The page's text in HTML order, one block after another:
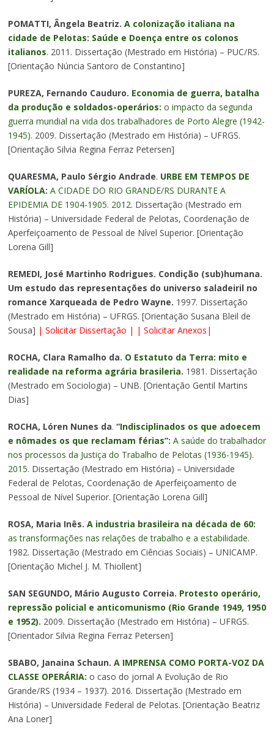
POMATTI, Ângela Beatriz. A colonização italiana na
cidade de Pelotas: Saúde e Doença entre os colonos
italianos. 2011. Dissertação (Mestrado em História) – PUC/RS.
[Orientação Núncia Santoro de Constantino]
PUREZA, Fernando Cauduro. Economia de guerra, batalha
da produção e soldados-operários: o impacto da segunda
guerra mundial na vida dos trabalhadores de Porto Alegre (1942-
1945). 2009. Dissertação (Mestrado em História) – UFRGS.
[Orientação Silvia Regina Ferraz Petersen]
QUARESMA, Paulo Sérgio Andrade. URBE EM TEMPOS DE
VARÍOLA: A CIDADE DO RIO GRANDE/RS DURANTE A
EPIDEMIA DE 1904-1905. 2012. Dissertação (Mestrado em
História) – Universidade Federal de Pelotas, Coordenação de
Aperfeiçoamento de Pessoal de Nível Superior. [Orientação
Lorena Gill]
REMEDI, José Martinho Rodrigues. Condição (sub)humana.
Um estudo das representações do universo saladeiril no
romance Xarqueada de Pedro Wayne. 1997. Dissertação
(Mestrado em História) – UFRGS. [Orientação Susana Bleil de
Sousa] | Solicitar Dissertação | | Solicitar Anexos |
ROCHA, Clara Ramalho da. O Estatuto da Terra: mito e
realidade na reforma agrária brasileria. 1981. Dissertação
(Mestrado em Sociologia) – UNB. [Orientação Gentil Martins
Dias]
ROCHA, Lóren Nunes da. “Indisciplinados os que adoecem
e nômades os que reclamam férias”: A saúde do trabalhador
nos processos da Justiça do Trabalho de Pelotas (1936-1945).
2015. Dissertação (Mestrado em História) – Universidade
Federal de Pelotas, Coordenação de Aperfeiçoamento de
Pessoal de Nível Superior. [Orientação Lorena Gill]
ROSA, Maria Inês. A industria brasileira na década de 60:
as transformações nas relações de trabalho e a estabilidade.
1982. Dissertação (Mestrado em Ciências Sociais) – UNICAMP.
[Orientação Michel J. M. Thiollent]
SAN SEGUNDO, Mário Augusto Correia. Protesto operário,
repressão policial e anticomunismo (Rio Grande 1949, 1950
e 1952). 2009. Dissertação (Mestrado em História) – UFRGS.
[Orientador Silvia Regina Ferraz Petersen]
SBABO, Janaina Schaun. A IMPRENSA COMO PORTA-VOZ DA
CLASSE OPERÁRIA: o caso do jornal A Evolução de Rio
Grande/RS (1934 – 1937). 2016. Dissertação (Mestrado em
História) – Universidade Federal de Pelotas. [Orientação Beatriz
Ana Loner]